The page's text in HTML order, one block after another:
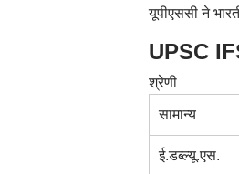
यूपीएससी ने
UPSC
श्रेणी
सामान्य
ई.डब्ल्यू.एस.